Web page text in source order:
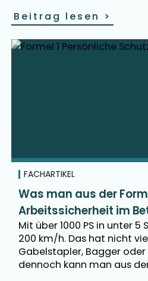
Beitrag lesen >
FACHARTIKEL
Was man aus der
Arbeitssicherheit im
Mit über 1000 PS in unter 5
200 km/h. Das hat nicht
Gabelstapler, Bagger oder
dennoch kann man aus